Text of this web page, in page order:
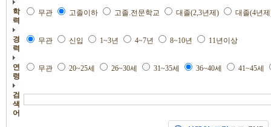
학
력
무관 고졸이하 고졸.전문학교 대졸(2,3년제) 대졸(4년
경
력
무관 신입 1~3년 4~7년 8~10년 11년이상
연
령
무관 20~25세 26~30세 31~35세 36~40세 41~45세
검
색
어